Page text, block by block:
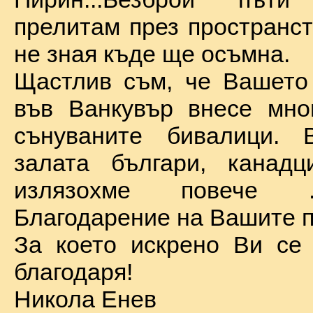
прелитам през
не зная къде ще осъмна.
Щастлив съм, че Вашето
във Ванкувър внесе
сънуваните бивалици.
залата българи,
излязохме
Благодарение на Вашите
За което искрено Ви се
благодаря!
Никола Енев